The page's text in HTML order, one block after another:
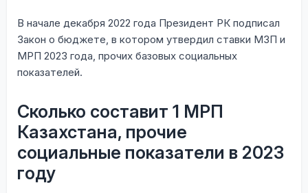
В начале декабря 2022 года Президент РК подписал
Закон о бюджете, в котором утвердил ставки МЗП и
МРП 2023 года, прочих базовых социальных
показателей.
Сколько составит 1 МРП
Казахстана, прочие
социальные показатели в 2023
году